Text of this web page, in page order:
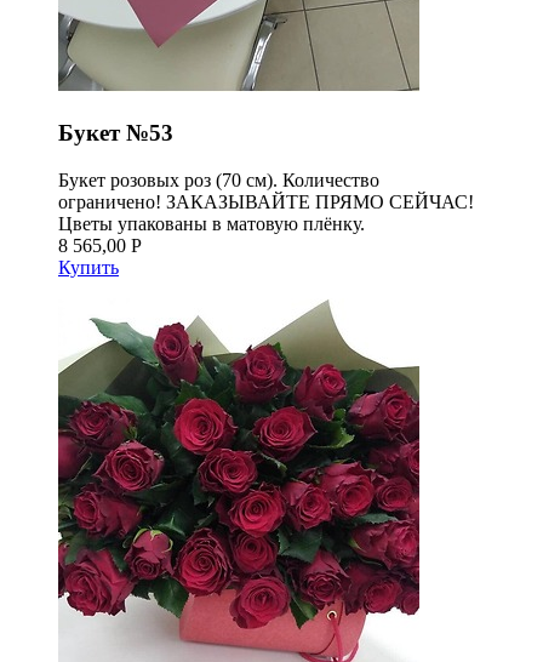
Букет №53
Букет розовых роз (70 см). Количество
ограничено! ЗАКАЗЫВАЙТЕ ПРЯМО СЕЙЧАС!
Цветы упакованы в матовую плёнку.
8 565,00 Р
Купить